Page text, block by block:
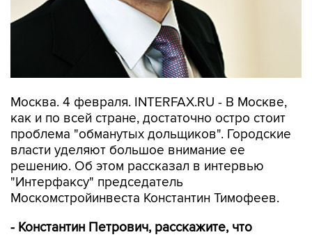
Москва. 4 февраля. INTERFAX.RU - В Москве,
как и по всей стране, достаточно остро стоит
проблема "обманутых дольщиков". Городские
власти уделяют большое внимание ее
решению. Об этом рассказал в интервью
"Интерфаксу" председатель
Москомстройинвеста Константин Тимофеев.
- Константин Петрович, расскажите, что